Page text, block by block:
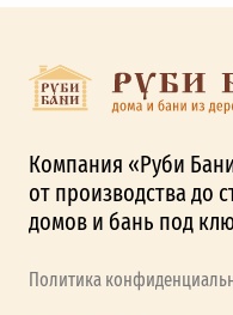
Компания «Руби
от производства до
домов и бань под
Политика